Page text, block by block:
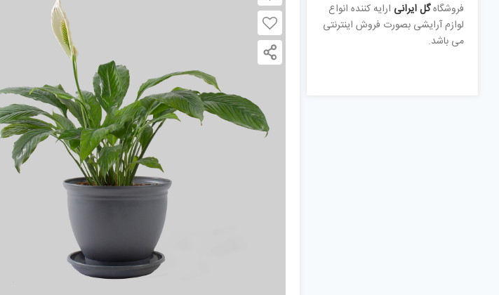
فروشگاهگل ایرانی ارایه کننده انواع
لوازم آرایشی بصورت فروش اینترنتی
می باشد.